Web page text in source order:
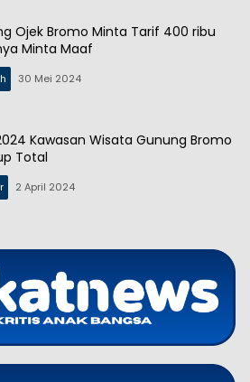
Ojek Bromo Minta Tarif 400 ribu
Minta Maaf
30 Mei 2024
Kawasan Wisata Gunung Bromo
Total
2 April 2024